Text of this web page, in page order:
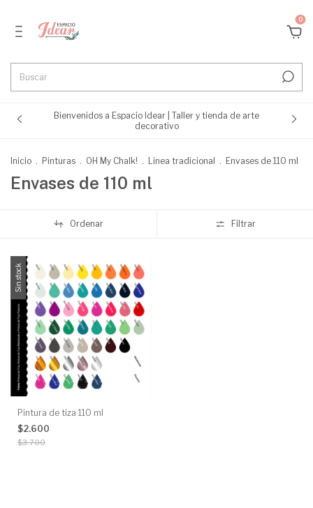
0
Bienvenidos a Espacio Idear | Taller y tienda de arte
decorativo
Inicio . Pinturas . OH My Chalk! . Linea tradicional . Envases de 110 ml
Envases de 110 ml
Ordenar Filtrar
Sin stock
Pintura de tiza 110 ml
$2.600
$3.700